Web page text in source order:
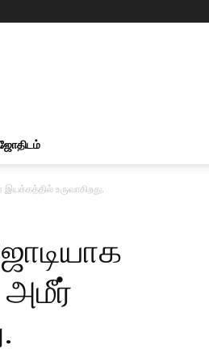
இயக்கத்தில் உருவாகிறது.
அமீர்